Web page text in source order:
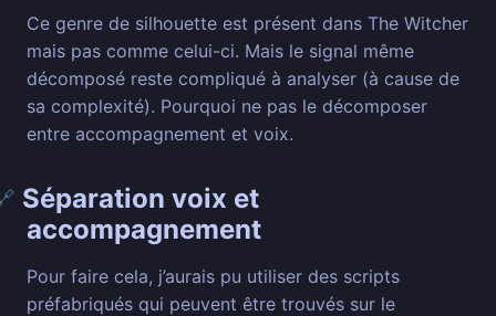
Ce genre de silhouette est présent dans The Witcher
mais pas comme celui-ci. Mais le signal même
décomposé reste compliqué à analyser (à cause de
sa complexité). Pourquoi ne pas le décomposer
entre accompagnement et voix.
Séparation voix et
accompagnement
Pour faire cela, j’aurais pu utiliser des scripts
préfabriqués qui peuvent être trouvés sur le